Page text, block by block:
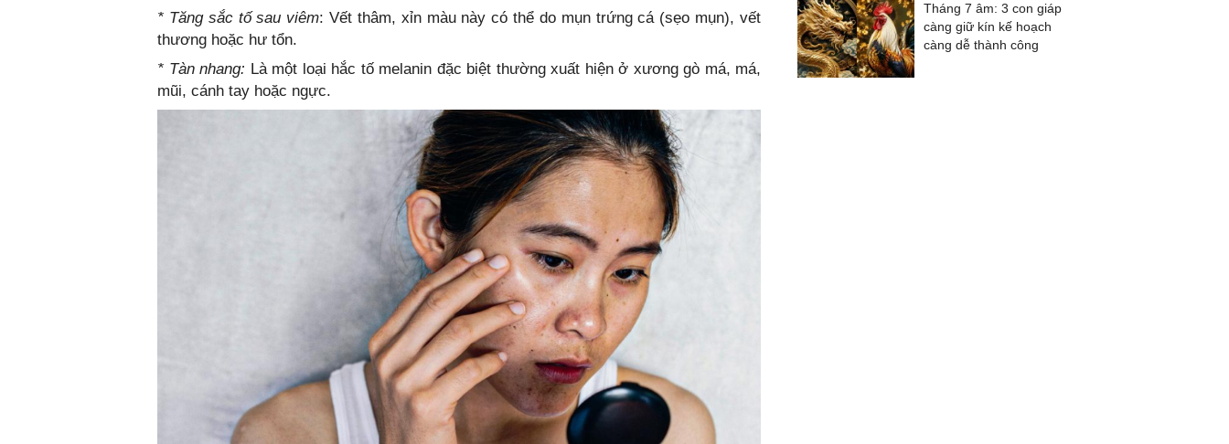
* Tăng sắc tố sau viêm: Vết thâm, xỉn màu này có thể do mụn trứng cá (sẹo mụn), vết
thương hoặc hư tổn.
* Tàn nhang: Là một loại hắc tố melanin đặc biệt thường xuất hiện ở xương gò má, má,
mũi, cánh tay hoặc ngực.
Tháng 7 âm: 3 con giáp
càng giữ kín kế hoạch
càng dễ thành công